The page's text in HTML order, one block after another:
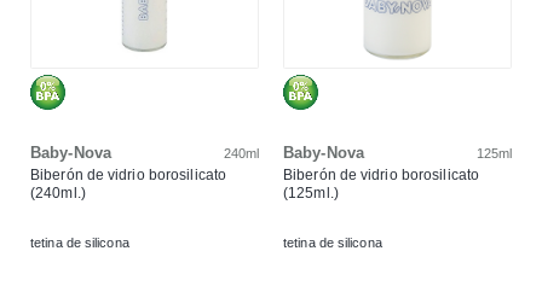
Baby-Nova 240ml
Biberón de vidrio borosilicato
(240ml.)
tetina de silicona
Baby-Nova 125ml
Biberón de vidrio borosilicato
(125ml.)
tetina de silicona